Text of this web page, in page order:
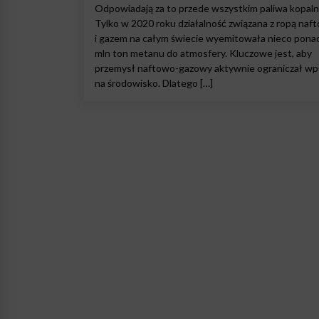
Odpowiadają za to przede wszystkim paliwa
Tylko w 2020 roku działalność związana z ropą
i gazem na całym świecie wyemitowała nieco
mln ton metanu do atmosfery. Kluczowe jest, aby
przemysł naftowo-gazowy aktywnie ograniczał
na środowisko. Dlatego […]